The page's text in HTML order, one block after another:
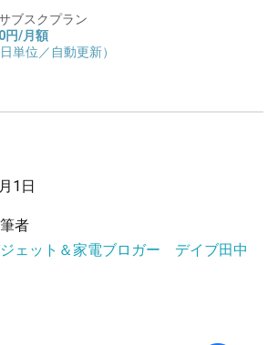
ブスクプラン
円/月額
日単位／自動更新）
1日
者
ェット＆家電ブロガー デイブ田中